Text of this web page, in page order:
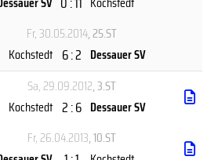
Fr, 30.05.2014, 25.ST
Kochstedt 6 : 2 Dessauer SV
Sa, 29.09.2012, 3.ST
Kochstedt 2 : 6 Dessauer SV
Fr, 26.04.2013, 10.ST